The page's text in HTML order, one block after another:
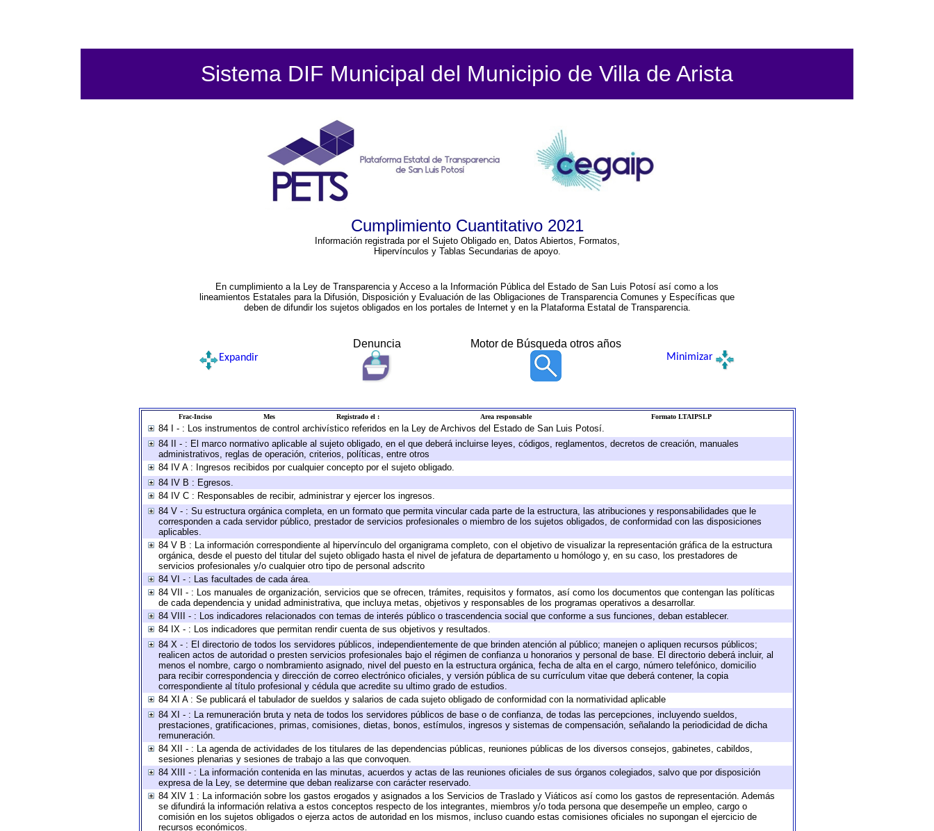
Sistema DIF Municipal del Municipio de Villa de Arista
Cumplimiento Cuantitativo 2021
Información registrada por el Sujeto Obligado en, Datos Abiertos, Formatos,
Hipervínculos y Tablas Secundarias de apoyo.
En cumplimiento a la Ley de Transparencia y Acceso a la Información Pública del Estado de San Luis Potosí así como a los
lineamientos Estatales para la Difusión, Disposición y Evaluación de las Obligaciones de Transparencia Comunes y Específicas que
deben de difundir los sujetos obligados en los portales de Internet y en la Plataforma Estatal de Transparencia.
Denuncia Motor de Búsqueda otros años
Expandir Minimizar
Frac-Inciso Mes Registrado el : Area responsable Formato LTAIPSLP
84 I - : Los instrumentos de control archivístico referidos en la Ley de Archivos del Estado de San Luis Potosí.
84 II - : El marco normativo aplicable al sujeto obligado, en el que deberá incluirse leyes, códigos, reglamentos, decretos de creación, manuales
administrativos, reglas de operación, criterios, políticas, entre otros
84 IV A : Ingresos recibidos por cualquier concepto por el sujeto obligado.
84 IV B : Egresos.
84 IV C : Responsables de recibir, administrar y ejercer los ingresos.
84 V - : Su estructura orgánica completa, en un formato que permita vincular cada parte de la estructura, las atribuciones y responsabilidades que le
corresponden a cada servidor público, prestador de servicios profesionales o miembro de los sujetos obligados, de conformidad con las disposiciones
aplicables.
84 V B : La información correspondiente al hipervínculo del organigrama completo, con el objetivo de visualizar la representación gráfica de la estructura
orgánica, desde el puesto del titular del sujeto obligado hasta el nivel de jefatura de departamento u homólogo y, en su caso, los prestadores de
servicios profesionales y/o cualquier otro tipo de personal adscrito
84 VI - : Las facultades de cada área.
84 VII - : Los manuales de organización, servicios que se ofrecen, trámites, requisitos y formatos, así como los documentos que contengan las políticas
de cada dependencia y unidad administrativa, que incluya metas, objetivos y responsables de los programas operativos a desarrollar.
84 VIII - : Los indicadores relacionados con temas de interés público o trascendencia social que conforme a sus funciones, deban establecer.
84 IX - : Los indicadores que permitan rendir cuenta de sus objetivos y resultados.
84 X - : El directorio de todos los servidores públicos, independientemente de que brinden atención al público; manejen o apliquen recursos públicos;
realicen actos de autoridad o presten servicios profesionales bajo el régimen de confianza u honorarios y personal de base. El directorio deberá incluir, al
menos el nombre, cargo o nombramiento asignado, nivel del puesto en la estructura orgánica, fecha de alta en el cargo, número telefónico, domicilio
para recibir correspondencia y dirección de correo electrónico oficiales, y versión pública de su currículum vitae que deberá contener, la copia
correspondiente al título profesional y cédula que acredite su ultimo grado de estudios.
84 XI A : Se publicará el tabulador de sueldos y salarios de cada sujeto obligado de conformidad con la normatividad aplicable
84 XI - : La remuneración bruta y neta de todos los servidores públicos de base o de confianza, de todas las percepciones, incluyendo sueldos,
prestaciones, gratificaciones, primas, comisiones, dietas, bonos, estímulos, ingresos y sistemas de compensación, señalando la periodicidad de dicha
remuneración.
84 XII - : La agenda de actividades de los titulares de las dependencias públicas, reuniones públicas de los diversos consejos, gabinetes, cabildos,
sesiones plenarias y sesiones de trabajo a las que convoquen.
84 XIII - : La información contenida en las minutas, acuerdos y actas de las reuniones oficiales de sus órganos colegiados, salvo que por disposición
expresa de la Ley, se determine que deban realizarse con carácter reservado.
84 XIV 1 : La información sobre los gastos erogados y asignados a los Servicios de Traslado y Viáticos así como los gastos de representación. Además
se difundirá la información relativa a estos conceptos respecto de los integrantes, miembros y/o toda persona que desempeñe un empleo, cargo o
comisión en los sujetos obligados o ejerza actos de autoridad en los mismos, incluso cuando estas comisiones oficiales no supongan el ejercicio de
recursos económicos.